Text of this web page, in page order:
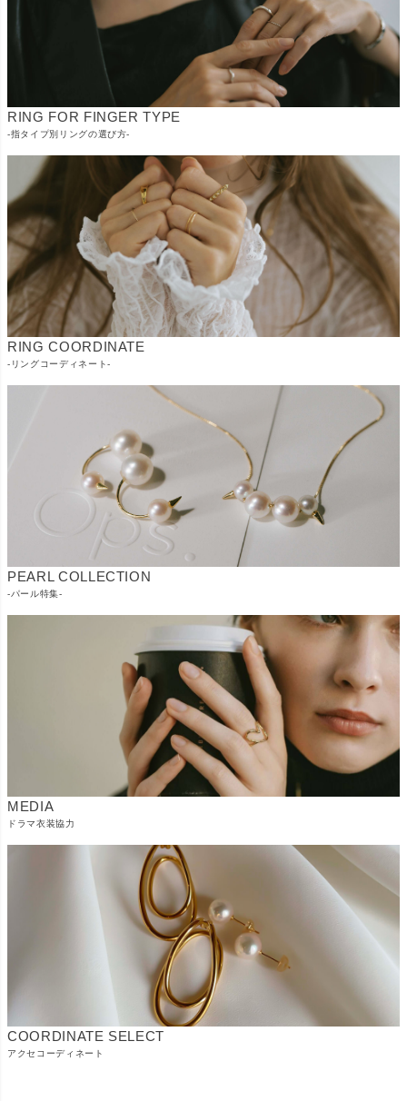
RING FOR FINGER TYPE
-指タイプ別リングの選び方-
RING COORDINATE
-リングコーディネート-
PEARL COLLECTION
-パール特集-
MEDIA
ドラマ衣装協力
COORDINATE SELECT
アクセコーディネート